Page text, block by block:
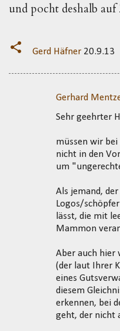
und pocht deshalb
Gerd Häfner 20.9.13
Gerhard
Sehr geehrter
müssen wir
nicht in den
um
Als jemand,
Logos/
lässt, die mit
Mammon
Aber auch hier
(der laut Ihrer
eines
diesem
erkennen, bei
geht, der nicht